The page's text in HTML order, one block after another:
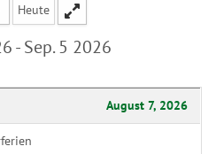
Heute
- Sep. 5 2026
August 7, 2026